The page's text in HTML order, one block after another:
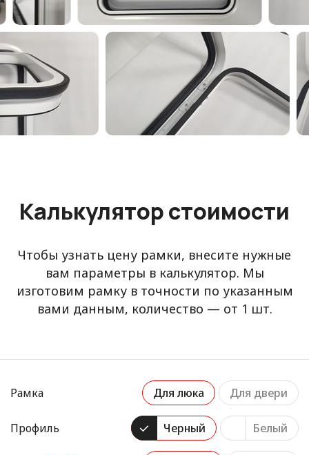
Калькулятор стоимости
Чтобы узнать цену рамки, внесите нужные
вам параметры в калькулятор. Мы
изготовим рамку в точности по указанным
вами данным, количество — от 1 шт.
Рамка Для люка Для двери
Профиль Черный Белый